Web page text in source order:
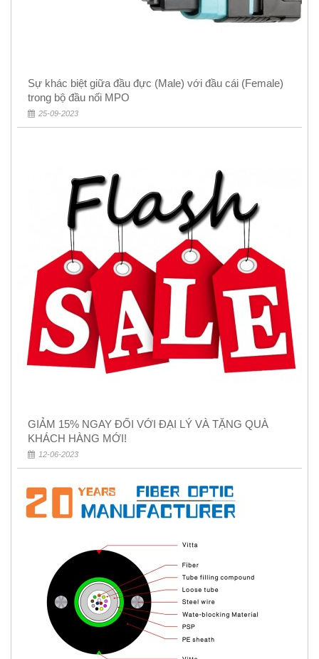
Sự khác biệt giữa đầu đực (Male) với đầu cái (Female)
trong bộ đầu nối MPO
25-09-2023
GIẢM 15% NGAY ĐỐI VỚI ĐẠI LÝ VÀ TẶNG QUÀ
KHÁCH HÀNG MỚI!
12-06-2023